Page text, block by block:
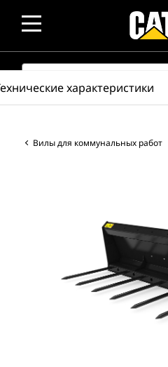
SEARCH
Вилы для коммунальных работ
характеристики